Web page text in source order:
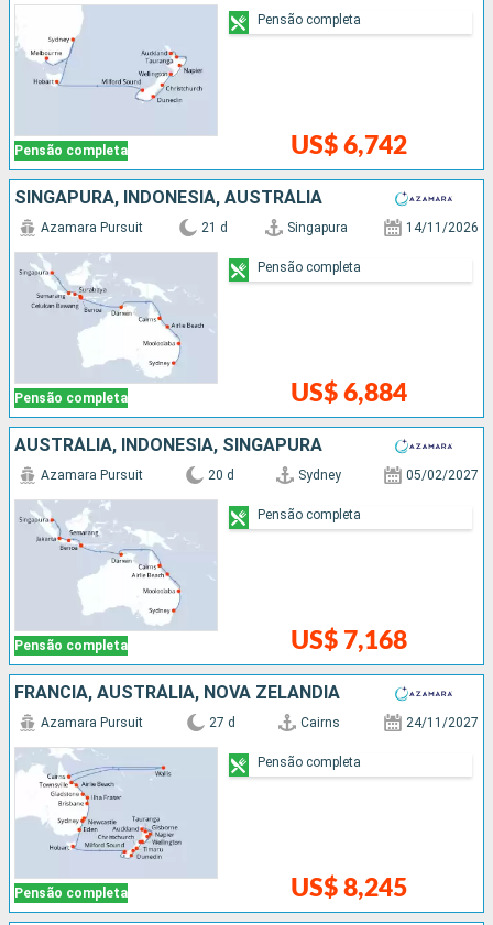
Pensão completa US$ 6,742
Pensão completa
SINGAPURA, INDONESIA, AUSTRÁLIA
Pensão completa
Azamara Pursuit 21 d Singapura 14/11/2026
US$ 6,884
Pensão completa
AUSTRÁLIA, INDONESIA, SINGAPURA
Pensão completa
Azamara Pursuit 20 d Sydney 05/02/2027
US$ 7,168
Pensão completa
FRANCIA, AUSTRÁLIA, NOVA ZELÂNDIA
Pensão completa
Azamara Pursuit 27 d Cairns 24/11/2027
US$ 8,245
Pensão completa